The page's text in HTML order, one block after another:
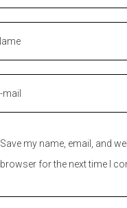
Save my name, email, and
browser for the next time I